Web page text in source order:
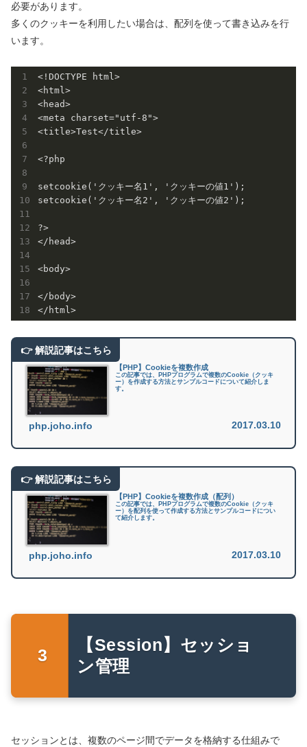
必要があります。
多くのクッキーを利用したい場合は、配列を使って書き込みを行
います。
<!DOCTYPE html>
<html>
<head>
<meta charset="utf-8">
<title>Test</title>
<?php
setcookie('クッキー名1', 'クッキーの値1');
setcookie('クッキー名2', 'クッキーの値2');
?>
</head>
<body>
</body>
【PHP】Cookieを複数作成
この記事では、PHPプログラムで複数のCookie（クッキ
ー）を作成する方法とサンプルコードについて紹介しま
す。
php.joho.info 2017.03.10
【PHP】Cookieを複数作成（配列）
この記事では、PHPプログラムで複数のCookie（クッキ
ー）を配列を使って作成する方法とサンプルコードについ
て紹介します。
php.joho.info 2017.03.10
【Session】セッショ
ン管理
セッションとは、複数のページ間でデータを格納する仕組みで